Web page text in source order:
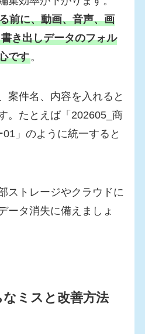
前に、動画、音声、画
き出しデータのフォル
です。
案件名、内容を入れると
。たとえば「202605_商
」のように統一すると
ストレージやクラウドに
ータ消失に備えましょ
ミスと改善方法